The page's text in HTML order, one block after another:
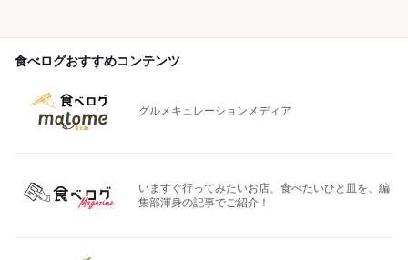
食べログおすすめコンテンツ
グルメキュレーションメディア
いますぐ行ってみたいお店、食べたいひと皿を、編
集部渾身の記事でご紹介！